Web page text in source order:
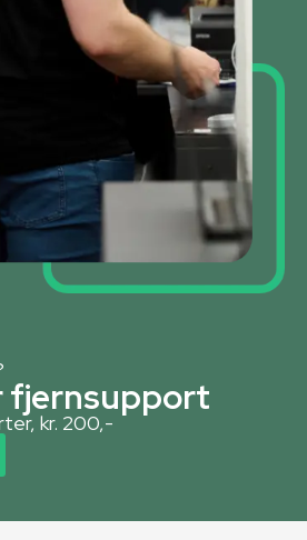
fjernsupport
kr. 200,-